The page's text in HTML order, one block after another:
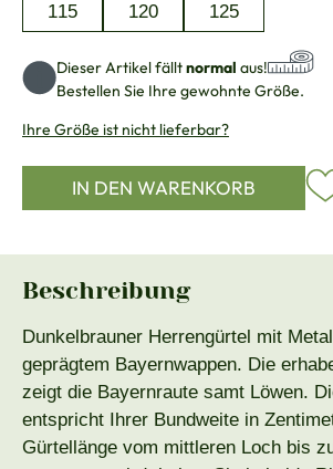
115
120 125
Dieser Artikel fälltnormal aus!
Bestellen Sie Ihre gewohnte Größe.
Ihre Größe ist nicht lieferbar?
IN DEN WARENKORB
Beschreibung
Dunkelbrauner Herrengürtel mit
geprägtem Bayernwappen. Die
zeigt die Bayernraute samt Löwen.
entspricht Ihrer Bundweite in
Gürtellänge vom mittleren Loch bis